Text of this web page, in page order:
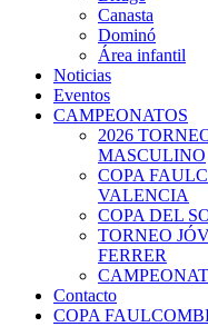
Canasta
Dominó
Área infantil
Noticias
Eventos
CAMPEONATOS
2026
MASCULINO
COPA
VALENCIA
COPA DEL
TORNEO
FERRER
Contacto
COPA